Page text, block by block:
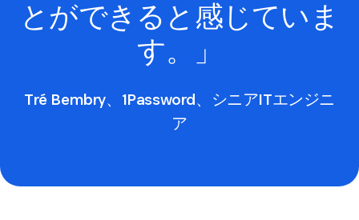
とができると感じていま
す。」
Tré Bembry、1Password、シニアITエンジニ
ア